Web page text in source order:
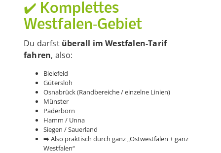
✔️ Komplettes
Westfalen‑Gebiet
Du darfst überall im Westfalen‑Tarif
fahren, also:
Bielefeld
Gütersloh
Osnabrück (Randbereiche / einzelne Linien)
Münster
Paderborn
Hamm / Unna
Siegen / Sauerland
➡️ Also praktisch durch ganz „Ostwestfalen + ganz
Westfalen“